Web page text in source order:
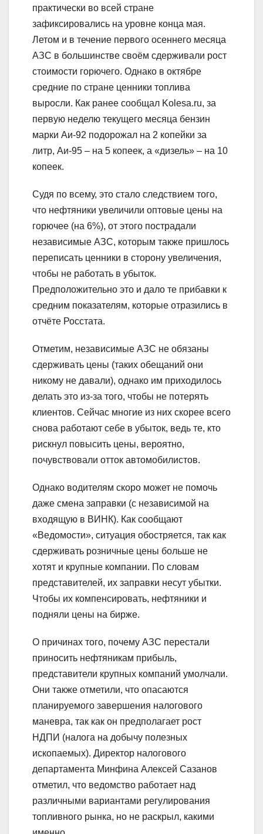
практически во всей стране
зафиксировались на уровне конца мая.
Летом и в течение первого осеннего месяца
АЗС в большинстве своём сдерживали рост
стоимости горючего. Однако в октябре
средние по стране ценники топлива
выросли. Как ранее сообщал Kolesa.ru, за
первую неделю текущего месяца бензин
марки Аи-92 подорожал на 2 копейки за
литр, Аи-95 – на 5 копеек, а «дизель» – на 10
копеек.
Судя по всему, это стало следствием того,
что нефтяники увеличили оптовые цены на
горючее (на 6%), от этого пострадали
независимые АЗС, которым также пришлось
переписать ценники в сторону увеличения,
чтобы не работать в убыток.
Предположительно это и дало те прибавки к
средним показателям, которые отразились в
отчёте Росстата.
Отметим, независимые АЗС не обязаны
сдерживать цены (таких обещаний они
никому не давали), однако им приходилось
делать это из-за того, чтобы не потерять
клиентов. Сейчас многие из них скорее всего
снова работают себе в убыток, ведь те, кто
рискнул повысить цены, вероятно,
почувствовали отток автомобилистов.
Однако водителям скоро может не помочь
даже смена заправки (с независимой на
входящую в ВИНК). Как сообщают
«Ведомости», ситуация обостряется, так как
сдерживать розничные цены больше не
хотят и крупные компании. По словам
представителей, их заправки несут убытки.
Чтобы их компенсировать, нефтяники и
подняли цены на бирже.
О причинах того, почему АЗС перестали
приносить нефтяникам прибыль,
представители крупных компаний умолчали.
Они также отметили, что опасаются
планируемого завершения налогового
маневра, так как он предполагает рост
НДПИ (налога на добычу полезных
ископаемых). Директор налогового
департамента Минфина Алексей Сазанов
отметил, что ведомство работает над
различными вариантами регулирования
топливного рынка, но не раскрыл, какими